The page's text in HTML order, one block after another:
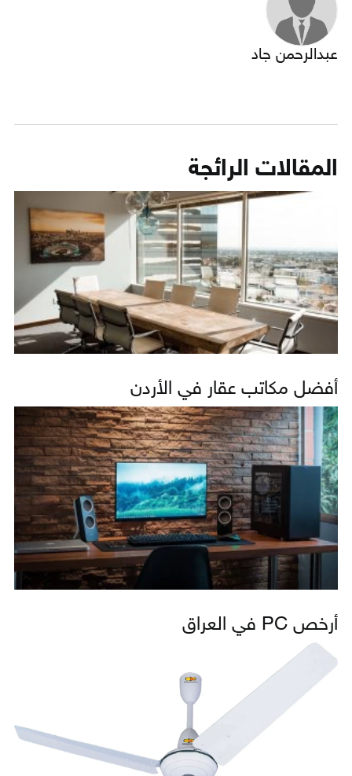
عبدالرحمن جاد
المقالات الرائجة
أفضل مكاتب عقار في الأردن
أرخص PC في العراق